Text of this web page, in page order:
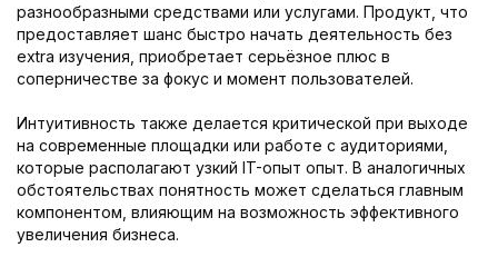
разнообразными средствами или услугами. Продукт, что
предоставляет шанс быстро начать деятельность без
extra изучения, приобретает серьёзное плюс в
соперничестве за фокус и момент пользователей.
Интуитивность также делается критической при выходе
на современные площадки или работе с аудиториями,
которые располагают узкий IT-опыт опыт. В аналогичных
обстоятельствах понятность может сделаться главным
компонентом, влияющим на возможность эффективного
увеличения бизнеса.